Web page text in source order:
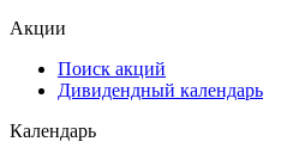
Акции
Поиск акций
Дивидендный календарь
Календарь